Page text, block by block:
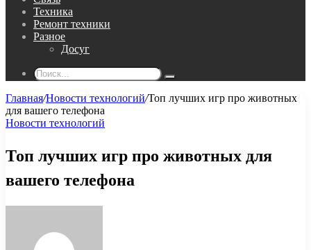
Техника
Ремонт техники
Разное
Досуг
Поиск...
Главная/Новости технологий/Топ лучших игр про животных
для вашего телефона
Новости технологий
Топ лучших игр про животных для
вашего телефона